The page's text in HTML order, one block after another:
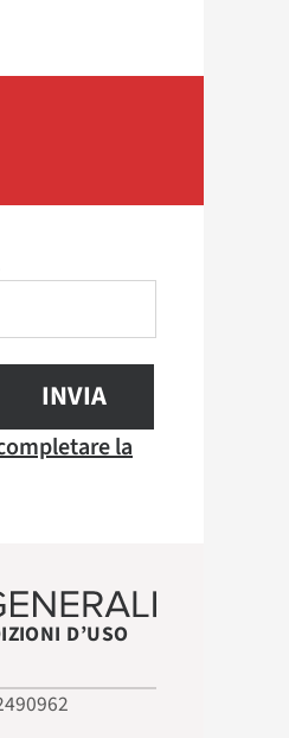
INVIA
la
D’USO